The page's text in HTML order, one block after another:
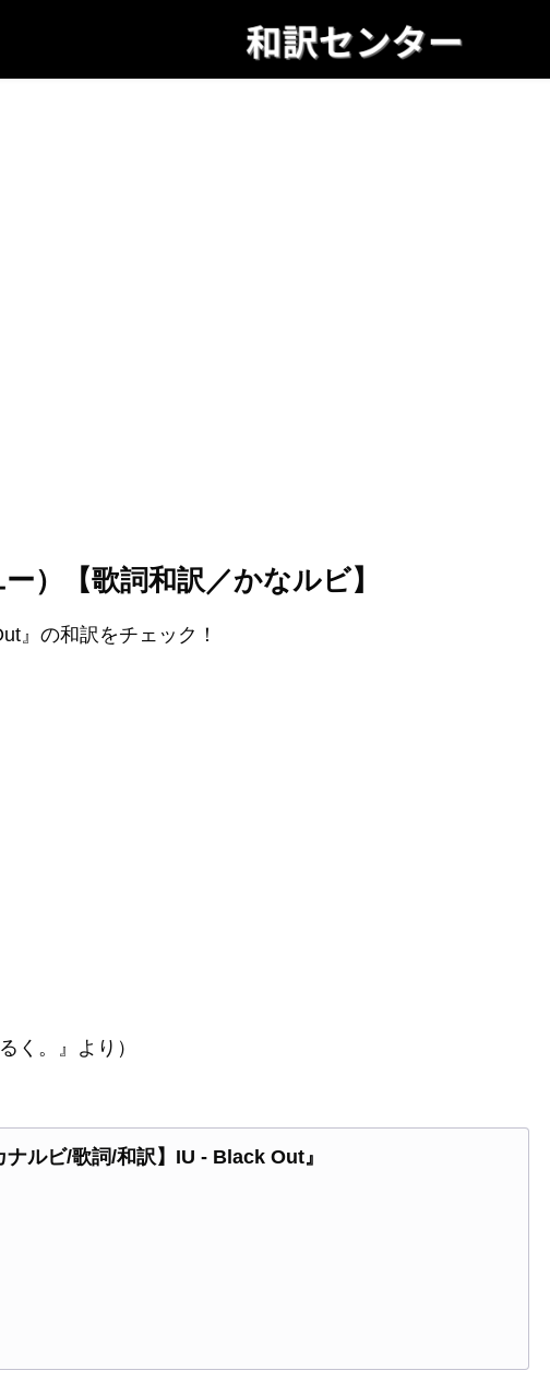
）【歌詞和訳／かなルビ】
』の和訳をチェック！
く。』より）
ナルビ/歌詞/和訳】IU - Black Out』